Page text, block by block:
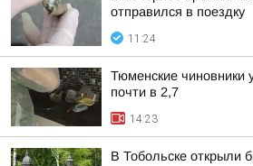
отправился в поездку
11:24
Тюменские чиновники
почти в 2,7
14:23
В Тобольске открыли